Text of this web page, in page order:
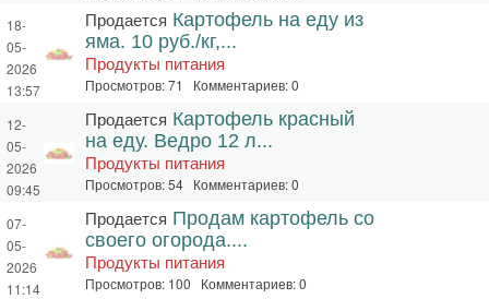
18-
05-
2026
13:57
Продается Картофель на еду из
яма. 10 руб./кг,...
Продукты питания
Просмотров: 71 Комментариев: 0
12-
05-
2026
09:45
Продается Картофель красный
на еду. Ведро 12 л...
Продукты питания
Просмотров: 54 Комментариев: 0
07-
05-
2026
11:14
Продается Продам картофель со
своего огорода....
Продукты питания
Просмотров: 100 Комментариев: 0